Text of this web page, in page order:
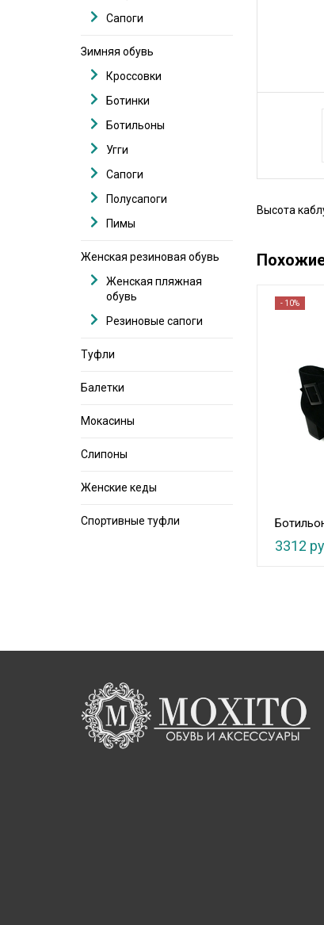
Высота
- 10%
3312
Сапоги
Зимняя обувь
Кроссовки
Ботинки
Ботильоны
Угги
Сапоги
Полусапоги
Пимы
Женская резиновая обувь
Женская пляжная
обувь
Резиновые сапоги
Туфли
Балетки
Мокасины
Слипоны
Женские кеды
Спортивные туфли